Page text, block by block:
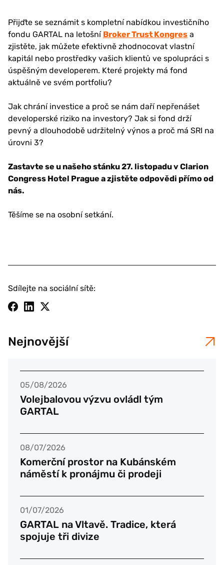
Přijďte se seznámit s kompletní nabídkou investičního
fondu GARTAL na letošní Broker Trust Kongres a
zjistěte, jak můžete efektivně zhodnocovat vlastní
kapitál nebo prostředky vašich klientů ve spolupráci s
úspěšným developerem. Které projekty má fond
aktuálně ve svém portfoliu?
Jak chrání investice a proč se nám daří nepřenášet
developerské riziko na investory? Jak si fond drží
pevný a dlouhodobě udržitelný výnos a proč má SRI na
úrovni 3?
Zastavte se u našeho stánku 27. listopadu v Clarion
Congress Hotel Prague a zjistěte odpovědi přímo od
nás.
Těšíme se na osobní setkání.
Sdílejte na sociální sítě:
Nejnovější
05/08/2026
Volejbalovou výzvu ovládl tým
GARTAL
08/07/2026
Komerční prostor na Kubánském
náměstí k pronájmu či prodeji
01/07/2026
GARTAL na Vltavě. Tradice, která
spojuje tři divize